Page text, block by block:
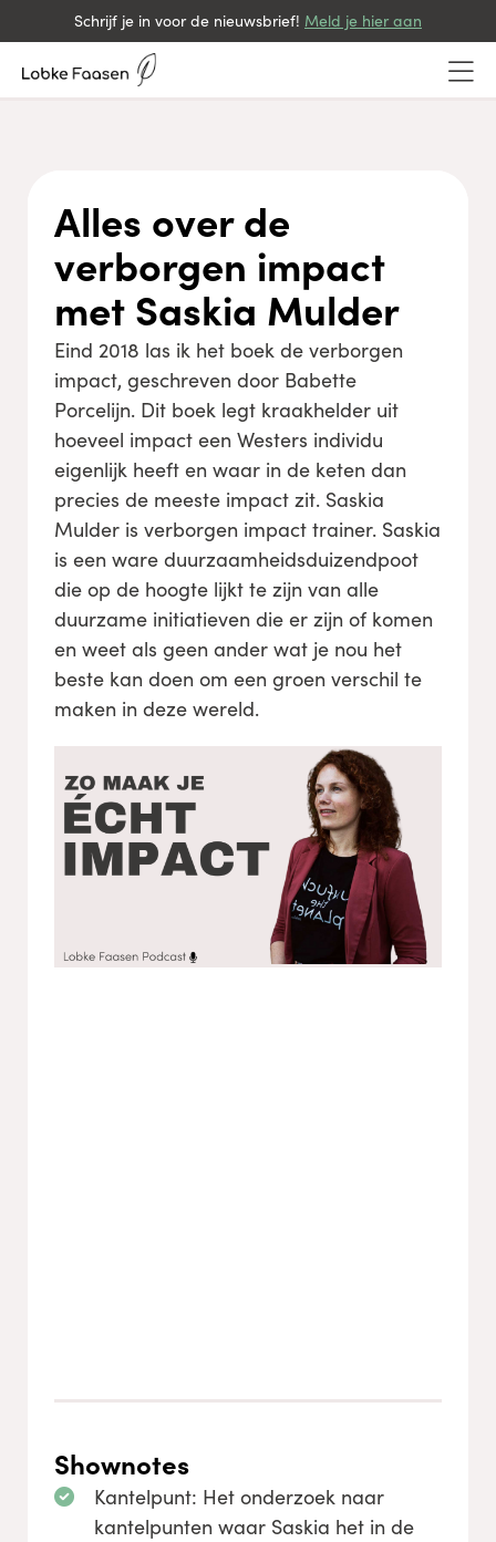
Schrijf je in voor de nieuwsbrief! Meld je hier aan
Alles over de
verborgen impact
met Saskia Mulder
Eind 2018 las ik het boek de verborgen
impact, geschreven door Babette
Porcelijn. Dit boek legt kraakhelder uit
hoeveel impact een Westers individu
eigenlijk heeft en waar in de keten dan
precies de meeste impact zit. Saskia
Mulder is verborgen impact trainer. Saskia
is een ware duurzaamheidsduizendpoot
die op de hoogte lijkt te zijn van alle
duurzame initiatieven die er zijn of komen
en weet als geen ander wat je nou het
beste kan doen om een groen verschil te
maken in deze wereld.
Shownotes
Kantelpunt: Het onderzoek naar
kantelpunten waar Saskia het in de